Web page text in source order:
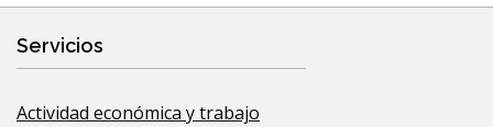
Servicios
Actividad económica y trabajo